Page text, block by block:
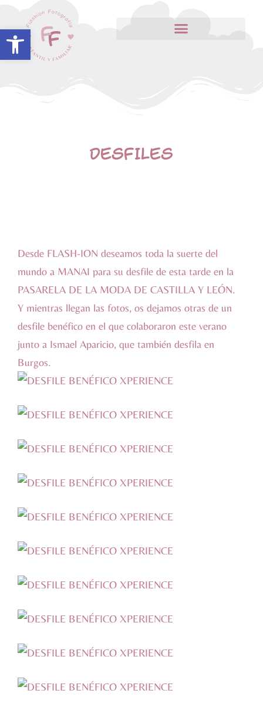
Abrir barra de herramientas
DESFILES
Desde FLASH-ION deseamos toda la suerte‬ del
mundo a MANAI‬ para su desfile de esta tarde en la
PASARELA DE LA MODA DE CASTILLA Y LEÓN.
Y mientras llegan las fotos, os dejamos otras de un
desfile benéfico en el que colaboraron este verano
junto a Ismael Aparicio‬, que también desfila en
Burgos.